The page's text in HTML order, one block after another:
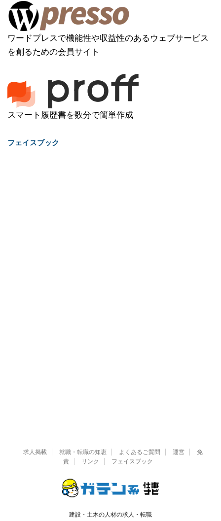
ワードプレスで機能性や収益性のあるウェブサービス
を創るための会員サイト
スマート履歴書を数分で簡単作成
フェイスブック
求人掲載 就職・転職の知恵 よくあるご質問 運営
免
責
リンク フェイスブック
建設・土木の人材の求人・転職